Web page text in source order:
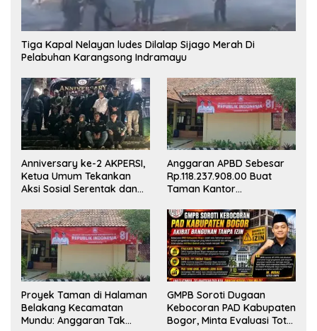
Tiga Kapal Nelayan ludes Dilalap Sijago Merah Di
Pelabuhan Karangsong Indramayu
Anniversary ke-2 AKPERSI,
Ketua Umum Tekankan
Aksi Sosial Serentak dan
Konstituen ke Dewan Pers
Anggaran APBD Sebesar
Rp.118.237.908.00 Buat
Taman Kantor
Masuk Akal, Harus
Dipertanggungjawabkan
Secara Terbuka!
Proyek Taman di Halaman
Belakang Kecamatan
Mundu: Anggaran Tak
GMPB Soroti Dugaan
Kebocoran PAD Kabupaten
Bogor, Minta Evaluasi Total